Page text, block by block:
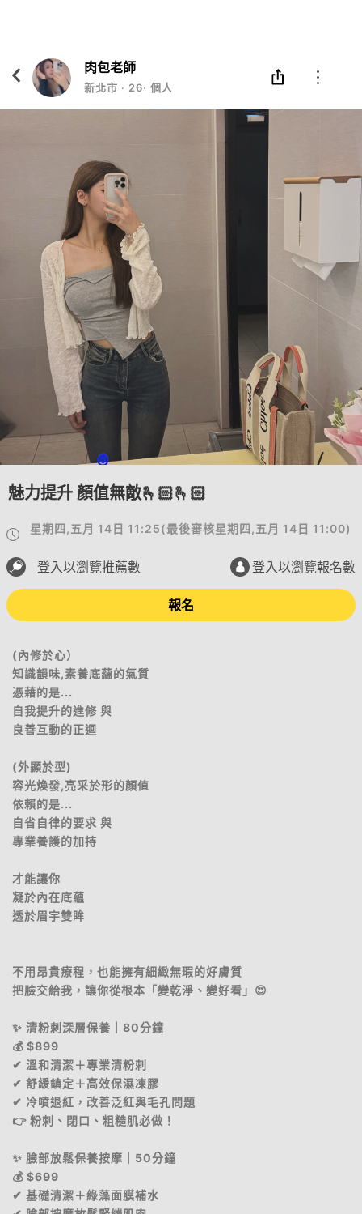
肉包老師
新北市 ‧ 26‧ 個人服務
魅力提升 顏值無敵🫰🏻🫰🏻
星期四,五月 14日 11:25(最後審核星期四,五月 14日 11:00)
登入以瀏覽推薦數 登入以瀏覽報名數
報名
(內修於心）
知識韻味,素養底蘊的氣質
憑藉的是...
自我提升的進修 與
良善互動的正迴
(外顯於型)
容光煥發,亮采於形的顏值
依賴的是...
自省自律的要求 與
專業養護的加持
才能讓你
凝於內在底蘊
透於眉宇雙眸
不用昂貴療程，也能擁有細緻無瑕的好膚質
把臉交給我，讓你從根本「變乾淨、變好看」😍
✨ 清粉刺深層保養｜80分鐘
💰 $899
✔ 溫和清潔＋專業清粉刺
✔ 舒緩鎮定＋高效保濕凍膠
✔ 冷噴退紅，改善泛紅與毛孔問題
👉 粉刺、閉口、粗糙肌必做！
✨ 臉部放鬆保養按摩｜50分鐘
💰 $699
✔ 基礎清潔＋綠藻面膜補水